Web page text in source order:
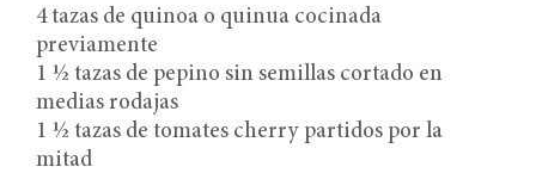
4 tazas de quinoa o quinua cocinada
previamente
1 ½ tazas de pepino sin semillas cortado en
medias rodajas
1 ½ tazas de tomates cherry partidos por la
mitad